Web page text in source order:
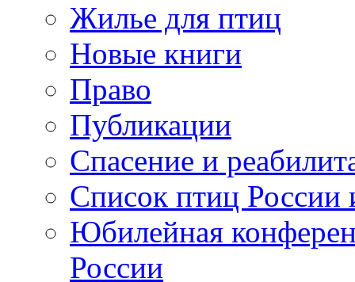
Жилье для птиц
Новые книги
Право
Публикации
Спасение и
Список птиц России
Юбилейная
России